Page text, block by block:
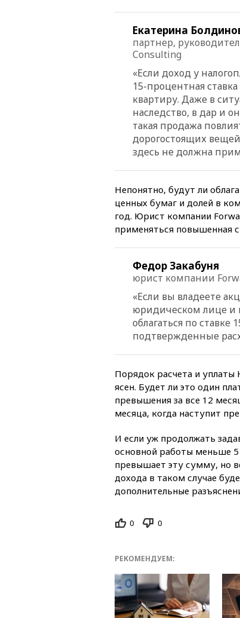
Екатерина
партнер,
Consulting
«Если доход у
15-процентная
квартиру. Даже в
наследство, в дар и
такая продажа
дорогостоящих
здесь не должна
Непонятно, будут ли
ценных бумаг и долей в
год. Юрист компании
применяться повышенная
Федор Закабуня
юрист компании
«Если вы владеете
юридическом лице и
облагаться по
подтвержденные
Порядок расчета и
ясен. Будет ли это один
превышения за все 12
месяца, когда наступит
И если уж продолжать
основной работы меньше
превышает эту сумму, но
дохода в таком случае
дополнительные
0 0
РЕКОМЕНДУЕМ: